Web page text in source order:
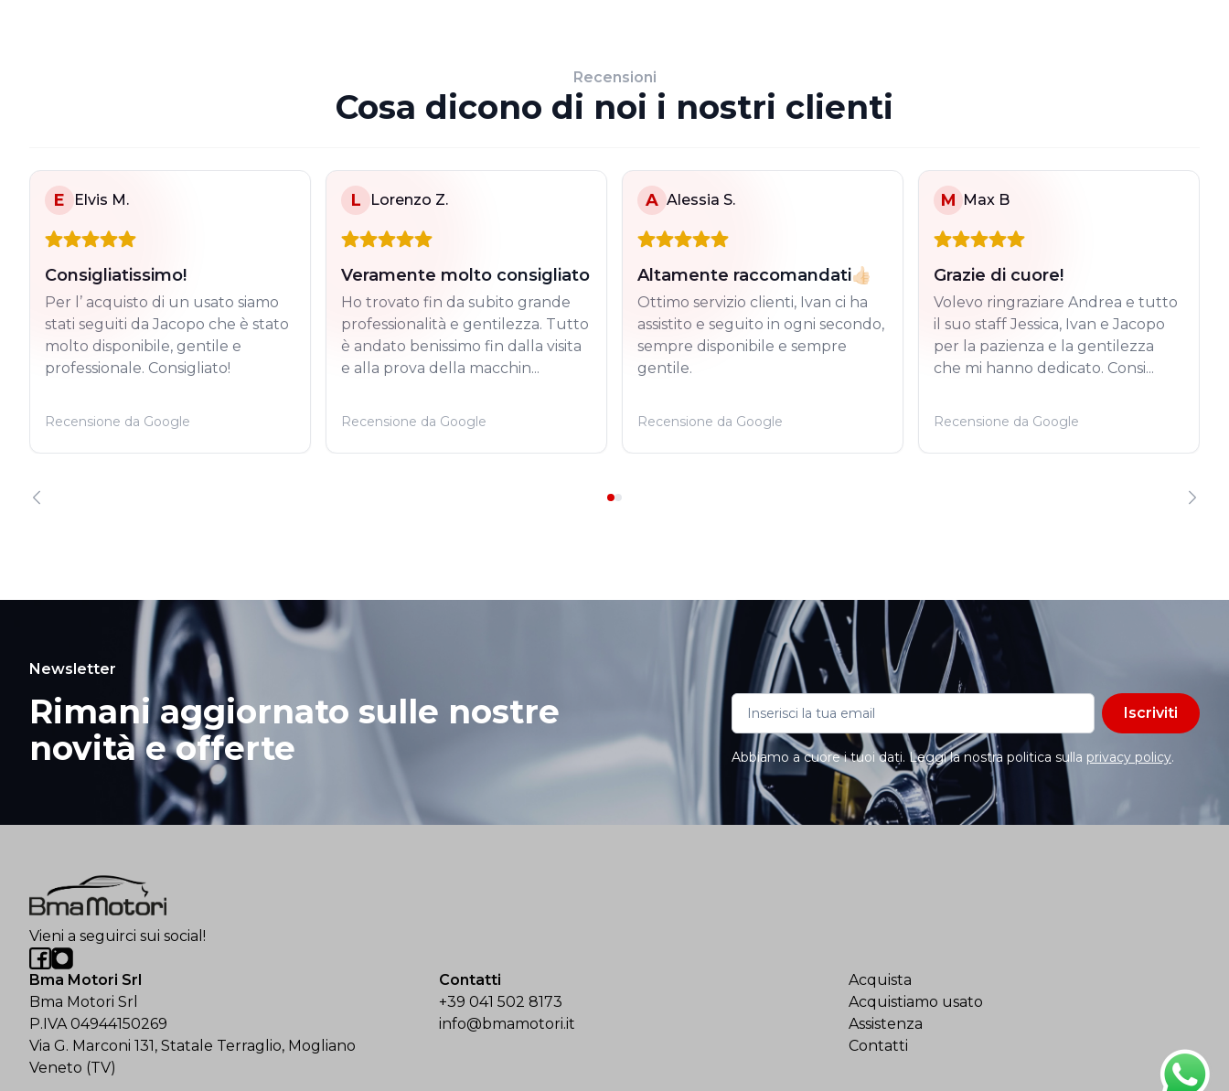
Recensioni
Cosa dicono di noi i nostri clienti
E Elvis M.
Consigliatissimo!
Per l’ acquisto di un usato siamo
stati seguiti da Jacopo che è stato
molto disponibile, gentile e
professionale. Consigliato!
Recensione da Google
L Lorenzo Z.
Veramente molto consigliato
Ho trovato fin da subito grande
professionalità e gentilezza. Tutto
è andato benissimo fin dalla visita
e alla prova della macchin...
Recensione da Google
A Alessia S.
Altamente raccomandati👍🏻
Ottimo servizio clienti, Ivan ci ha
assistito e seguito in ogni secondo,
sempre disponibile e sempre
gentile.
Recensione da Google
M Max B
Grazie di cuore!
Volevo ringraziare Andrea e tutto
il suo staff Jessica, Ivan e Jacopo
per la pazienza e la gentilezza
che mi hanno dedicato. Consi...
Recensione da Google
Newsletter
Rimani aggiornato sulle nostre
novità e offerte
Iscriviti
Abbiamo a cuore i tuoi dati. Leggi la nostra politica sulla privacy policy.
Vieni a seguirci sui social!
Bma Motori Srl
Bma Motori Srl
P.IVA 04944150269
Via G. Marconi 131, Statale Terraglio, Mogliano
Veneto (TV)
Contatti
+39 041 502 8173
info@bmamotori.it
Acquista
Acquistiamo usato
Assistenza
Contatti